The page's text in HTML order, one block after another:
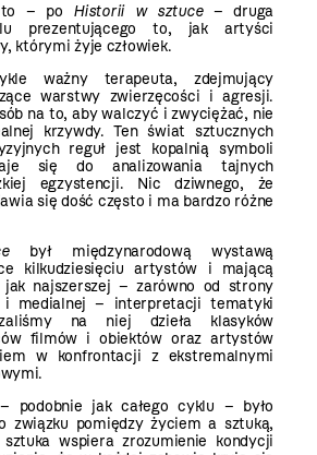
– po Historii w sztuce– druga
prezentującego to, jak artyści
którymi żyje człowiek.
ważny terapeuta, zdejmujący
warstwy zwierzęcości i agresji.
na to, aby walczyć i zwyciężać, nie
krzywdy. Ten świat sztucznych
reguł jest kopalnią symboli
się do analizowania tajnych
egzystencji. Nic dziwnego, że
się dość często i ma bardzo różne
był międzynarodową wystawą
kilkudziesięciu artystów i mającą
jak najszerszej – zarówno od strony
i medialnej – interpretacji tematyki
na niej dzieła klasyków
filmów i obiektów oraz artystów
w konfrontacji z ekstremalnymi
podobnie jak całego cyklu – było
związku pomiędzy życiem a sztuką,
sztuka wspiera zrozumienie kondycji